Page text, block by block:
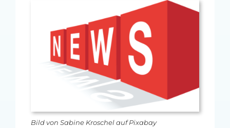
MFA-heute Newsletter-Anmeldung
Über uns
Ihre Werbung auf MFA-heute.de
nach:Bild von Sabine Kroschel auf Pixabay